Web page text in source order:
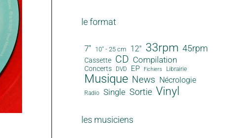
le format
7" 10" - 25 cm 12" 33rpm 45rpm
Cassette CD Compilation
Concerts DVD EP Fichiers Librairie
Musique News Nécrologie
Radio Single Sortie Vinyl
les musiciens